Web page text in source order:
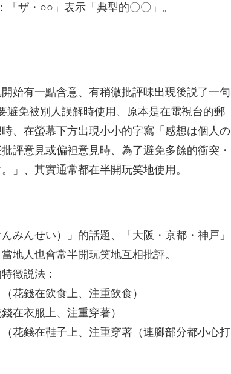
「ザ・○○」表示「典型的〇〇」。
始有一點含意、有稍微批評味出現後説了一句
避免被別人誤解時使用、原本是在電視台的郵
、在螢幕下方出現小小的字寫「感想は個人の
評意見或偏袒意見時、為了避免多餘的衝突・
」、其實通常都在半開玩笑地使用。
みんせい）」的話題、「大阪・京都・神戸」
地人也會常半開玩笑地互相批評。
徴説法：
花錢在飲食上、注重飲食）
在衣服上、注重穿著）
花錢在鞋子上、注重穿著（連腳部分都小心打